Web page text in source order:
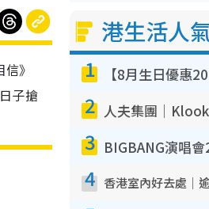
》
子搶
港生活人
1
2
3
4